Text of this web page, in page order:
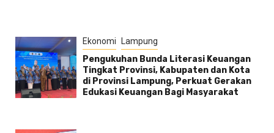
Ekonomi Lampung
Pengukuhan Bunda Literasi Keuangan
Tingkat Provinsi, Kabupaten dan Kota
di Provinsi Lampung, Perkuat Gerakan
Edukasi Keuangan Bagi Masyarakat